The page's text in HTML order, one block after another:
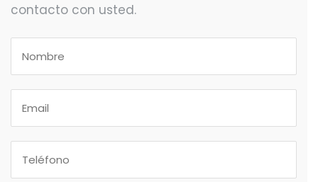
contacto con usted.